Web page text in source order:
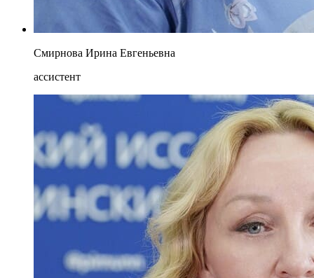
Смирнова Ирина Евгеньевна
ассистент